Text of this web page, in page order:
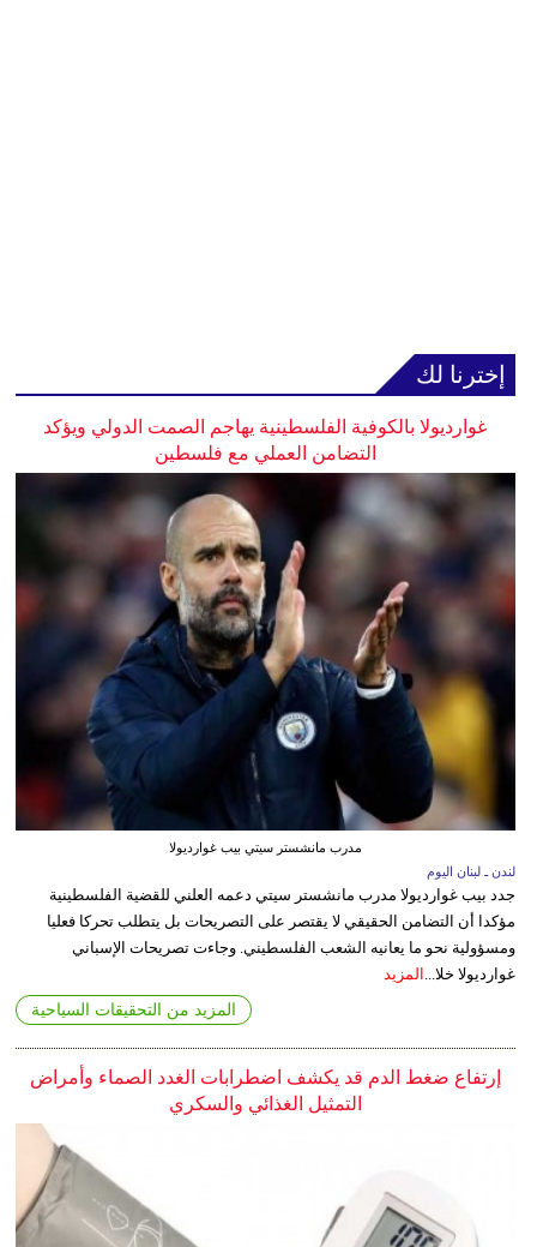
إخترنا لك
غوارديولا بالكوفية الفلسطينية يهاجم الصمت الدولي ويؤكد
التضامن العملي مع فلسطين
مدرب مانشستر سيتي بيب غوارديولا
لندن ـ لبنان اليوم
جدد بيب غوارديولا مدرب مانشستر سيتي دعمه العلني للقضية الفلسطينية
مؤكدا أن التضامن الحقيقي لا يقتصر على التصريحات بل يتطلب تحركا فعليا
ومسؤولية نحو ما يعانيه الشعب الفلسطيني. وجاءت تصريحات الإسباني
غوارديولا خلا...
المزيد
المزيد من التحقيقات السياحية
إرتفاع ضغط الدم قد يكشف اضطرابات الغدد الصماء وأمراض
التمثيل الغذائي والسكري